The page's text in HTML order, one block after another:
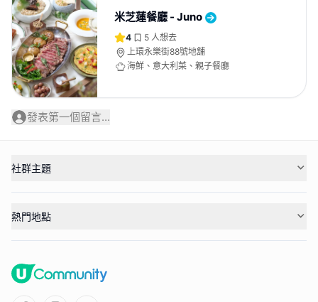
米芝蓮餐廳 - Juno
4 5 人想去
上環永樂街88號地舖
海鮮、意大利菜、親子餐廳
發表第一個留言...
社群主題
熱門地點